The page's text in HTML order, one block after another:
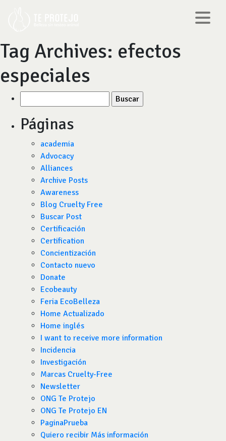
Tag Archives: efectos
especiales
por:
Páginas
academia
Advocacy
Alliances
Archive Posts
Awareness
Blog Cruelty Free
Buscar Post
Certificación
Certification
Concientización
Contacto nuevo
Donate
Ecobeauty
Feria EcoBelleza
Home Actualizado
Home inglés
I want to receive more information
Incidencia
Investigación
Marcas Cruelty-Free
Newsletter
ONG Te Protejo
ONG Te Protejo EN
PaginaPrueba
Quiero recibir Más información